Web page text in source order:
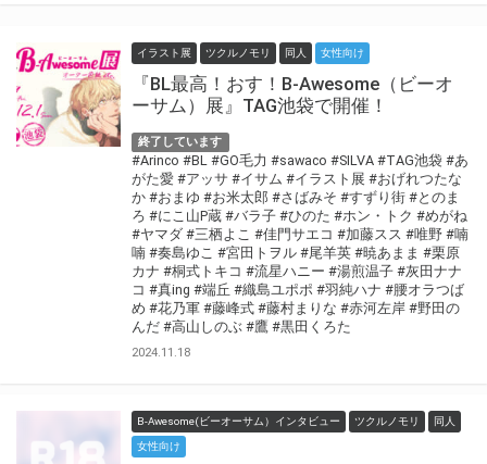
イラスト展 ツクルノモリ 同人 女性向け
『BL最高！おす！B-Awesome（ビーオ
ーサム）展』TAG池袋で開催！
終了しています
#Arinco #BL #GO毛力 #sawaco #SILVA #TAG池袋 #あ
がた愛 #アッサ #イサム #イラスト展 #おげれつたな
か #おまゆ #お米太郎 #さばみそ #すずり街 #とのま
ろ #にこ山P蔵 #バラ子 #ひのた #ホン・トク #めがね
#ヤマダ #三栖よこ #佳門サエコ #加藤スス #唯野 #喃
喃 #奏島ゆこ #宮田トヲル #尾羊英 #暁あまま #栗原
カナ #桐式トキコ #流星ハニー #湯煎温子 #灰田ナナ
コ #真ing #端丘 #織島ユポポ #羽純ハナ #腰オラつば
め #花乃軍 #藤峰式 #藤村まりな #赤河左岸 #野田の
んだ #高山しのぶ #鷹 #黒田くろた
2024.11.18
B-Awesome(ビーオーサム）インタビュー ツクルノモリ 同人
女性向け